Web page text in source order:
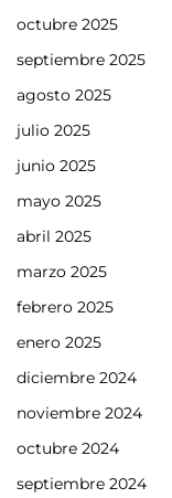
octubre 2025
septiembre 2025
agosto 2025
julio 2025
junio 2025
mayo 2025
abril 2025
marzo 2025
febrero 2025
enero 2025
diciembre 2024
noviembre 2024
octubre 2024
septiembre 2024